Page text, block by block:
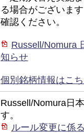
る場合がございま
確認ください。
Russell/Nomura
知らせ
個別銘柄情報はこ
Russell/Nomura日
す。
ルール変更に係